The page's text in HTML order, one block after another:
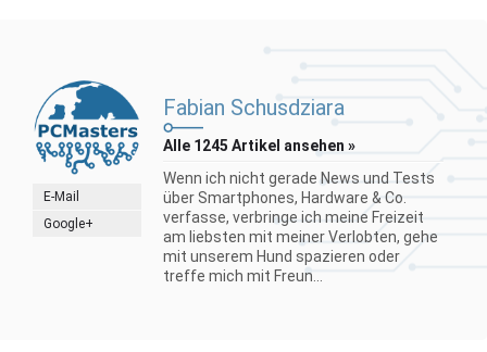
E-Mail
Google+
Fabian Schusdziara
Alle 1245 Artikel ansehen »
Wenn ich nicht gerade News und Tests
über Smartphones, Hardware & Co.
verfasse, verbringe ich meine Freizeit
am liebsten mit meiner Verlobten, gehe
mit unserem Hund spazieren oder
treffe mich mit Freun...